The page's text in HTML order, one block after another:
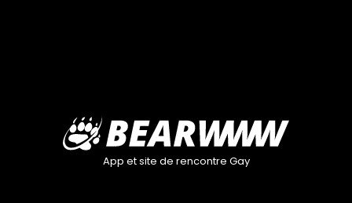
App et site de rencontre Gay